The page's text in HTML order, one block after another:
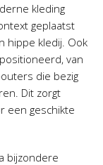
kleding
geplaatst
hippe kledij. Ook
van
die bezig
Dit zorgt
een geschikte
bijzondere